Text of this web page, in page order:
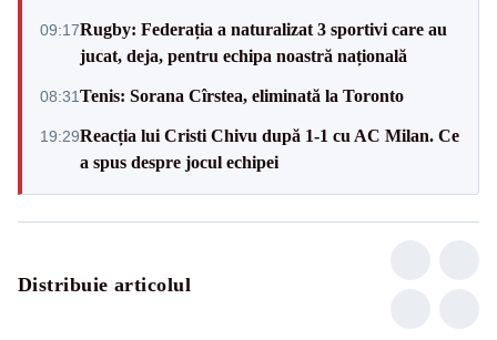
09:17Rugby: Federația a naturalizat 3 sportivi care au
jucat, deja, pentru echipa noastră națională
08:31Tenis: Sorana Cîrstea, eliminată la Toronto
19:29Reacția lui Cristi Chivu după 1-1 cu AC Milan. Ce
a spus despre jocul echipei
Distribuie articolul